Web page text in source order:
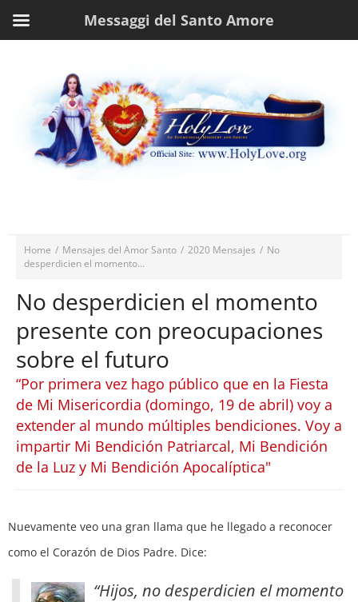
Home / Mensajes del Amor Santo / 2020 Mensajes / No
desperdicien el momento...
No desperdicien el momento
presente con preocupaciones
sobre el futuro
“Por primera vez hago público que en la Fiesta
de Mi Misericordia (domingo, 19 de abril) voy a
extender al mundo múltiples bendiciones. Voy a
impartir Mi Bendición Patriarcal, Mi Bendición
de la Luz y Mi Bendición Apocalíptica"
Nuevamente veo una gran llama que he llegado a reconocer
como el Corazón de Dios Padre. Dice:
“Hijos, no desperdicien el momento
Messaggi del Santo Amore